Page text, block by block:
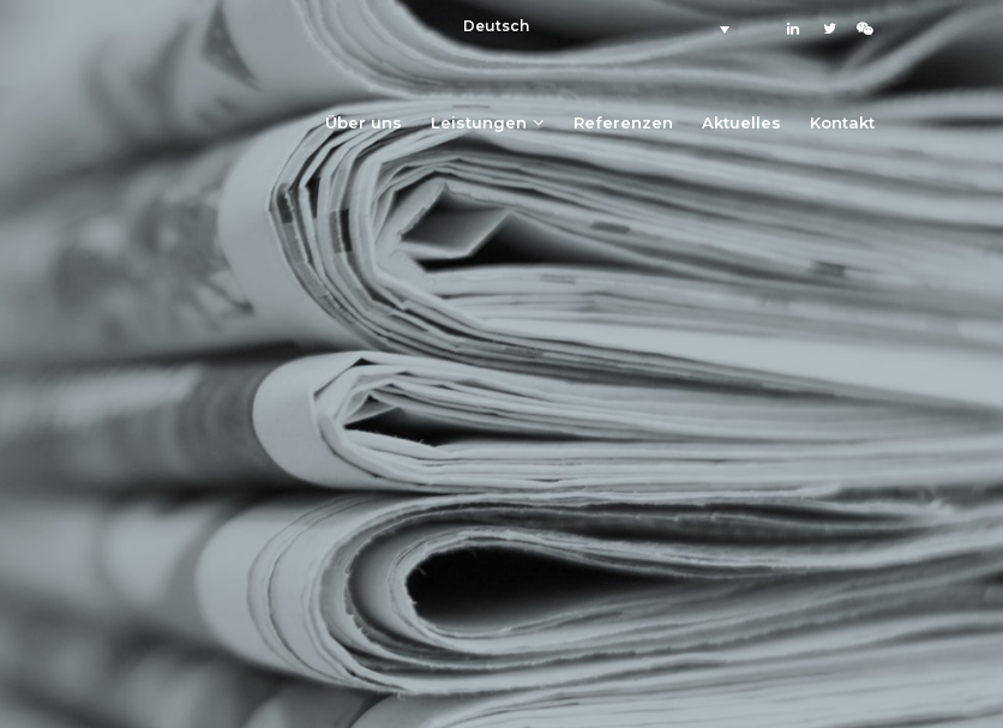
Deutsch
Über uns Leistungen Referenzen Aktuelles Kontakt